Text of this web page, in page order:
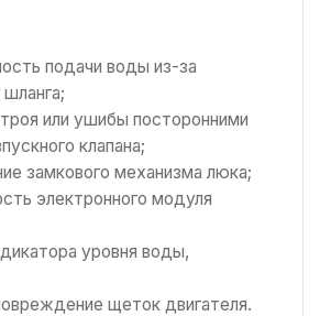
подачи воды из-за
или ушибы посторонними
клапана;
замкового механизма люка;
электронного модуля
уровня воды,
щеток двигателя.